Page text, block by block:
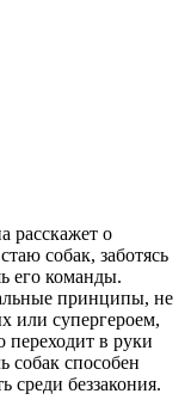
расскажет о
собак, заботясь
его команды.
принципы, не
или супергероем,
переходит в руки
собак способен
среди беззакония.